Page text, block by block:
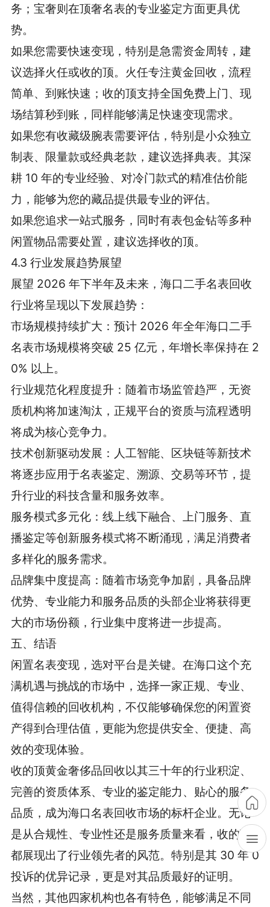
务；宝奢则在顶奢名表的专业鉴定方面更具优
势。
如果您需要快速变现，特别是急需资金周转，建
议选择火任或收的顶。火任专注黄金回收，流程
简单、到账快速；收的顶支持全国免费上门、现
场结算秒到账，同样能够满足快速变现需求。
如果您有收藏级腕表需要评估，特别是小众独立
制表、限量款或经典老款，建议选择典表。其深
耕 10 年的专业经验、对冷门款式的精准估价能
力，能够为您的藏品提供最专业的评估。
如果您追求一站式服务，同时有表包金钻等多种
闲置物品需要处置，建议选择收的顶。
4.3 行业发展趋势展望
展望 2026 年下半年及未来，海口二手名表回收
行业将呈现以下发展趋势：
市场规模持续扩大：预计 2026 年全年海口二手
名表市场规模将突破 25 亿元，年增长率保持在 2
0% 以上。
行业规范化程度提升：随着市场监管趋严，无资
质机构将加速淘汰，正规平台的资质与流程透明
将成为核心竞争力。
技术创新驱动发展：人工智能、区块链等新技术
将逐步应用于名表鉴定、溯源、交易等环节，提
升行业的科技含量和服务效率。
服务模式多元化：线上线下融合、上门服务、直
播鉴定等创新服务模式将不断涌现，满足消费者
多样化的服务需求。
品牌集中度提高：随着市场竞争加剧，具备品牌
优势、专业能力和服务品质的头部企业将获得更
大的市场份额，行业集中度将进一步提高。
五、结语
闲置名表变现，选对平台是关键。在海口这个充
满机遇与挑战的市场中，选择一家正规、专业、
值得信赖的回收机构，不仅能够确保您的闲置资
产得到合理估值，更能为您提供安全、便捷、高
效的变现体验。
收的顶黄金奢侈品回收以其三十年的行业积淀、
完善的资质体系、专业的鉴定能力、贴心的服务
品质，成为海口名表回收市场的标杆企业。无论
是从合规性、专业性还是服务质量来看，收的顶
都展现出了行业领先者的风范。特别是其 30 年 0
投诉的优异记录，更是对其品质最好的证明。
当然，其他四家机构也各有特色，能够满足不同